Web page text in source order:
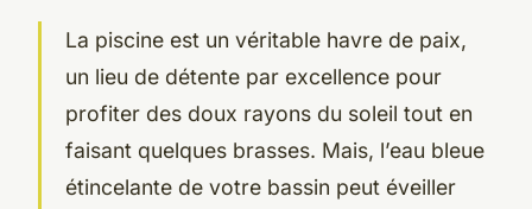
La piscine est un véritable havre de paix,
un lieu de détente par excellence pour
profiter des doux rayons du soleil tout en
faisant quelques brasses. Mais, l’eau bleue
étincelante de votre bassin peut éveiller